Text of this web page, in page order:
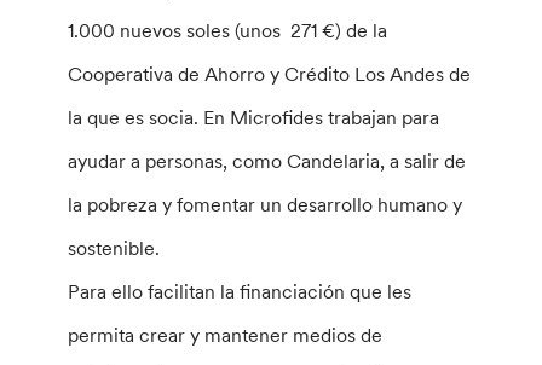
1.000 nuevos soles (unos 271 €) de la
Cooperativa de Ahorro y Crédito Los Andes de
la que es socia. En Microfides trabajan para
ayudar a personas, como Candelaria, a salir de
la pobreza y fomentar un desarrollo humano y
sostenible.
Para ello facilitan la financiación que les
permita crear y mantener medios de